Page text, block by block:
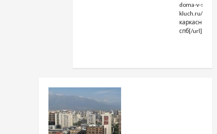
doma-v-spb-
kluch.ru/
каркасные
спб[/url] .